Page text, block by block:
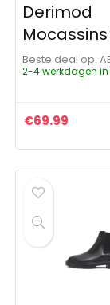
Derimod
Beste deal op:
2-4 werkdagen in
€69.99